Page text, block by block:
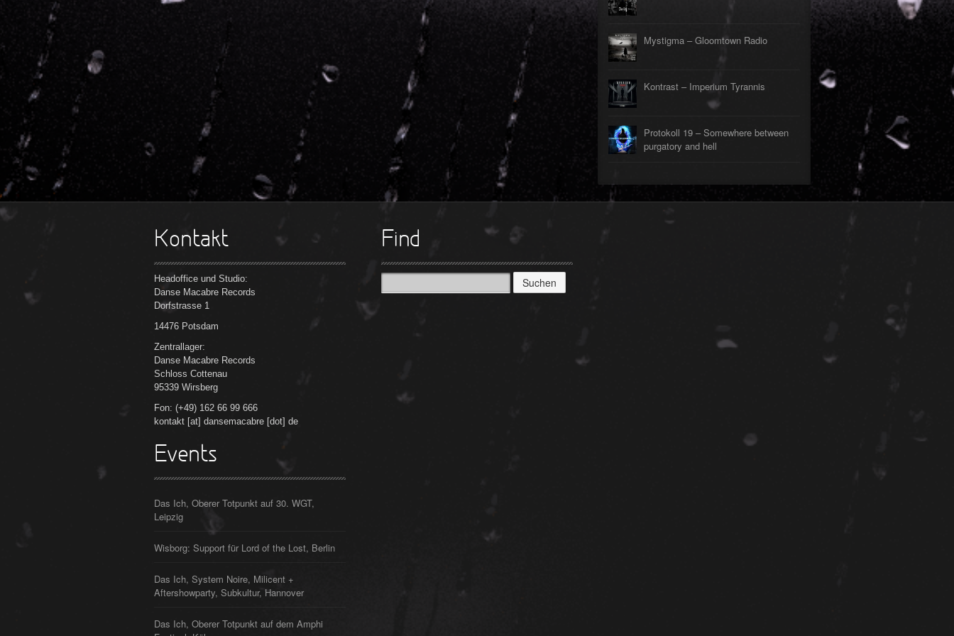
►
►
►
►
►
Mystigma – Gloomtown Radio
Kontrast – Imperium Tyrannis
Protokoll 19 – Somewhere between
purgatory and hell
Kontakt
Headoffice und Studio:
Danse Macabre Records
Dorfstrasse 1
14476 Potsdam
Zentrallager:
Danse Macabre Records
Schloss Cottenau
95339 Wirsberg
Fon: (+49) 162 66 99 666
kontakt [at] dansemacabre [dot] de
Events
Das Ich, Oberer Totpunkt auf 30. WGT,
Leipzig
Wisborg: Support für Lord of the Lost, Berlin
Das Ich, System Noire, Milicent +
Aftershowparty, Subkultur, Hannover
Das Ich, Oberer Totpunkt auf dem Amphi
Find
Suchen
nach: